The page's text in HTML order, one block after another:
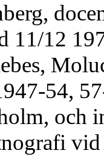
11/12
54,
och